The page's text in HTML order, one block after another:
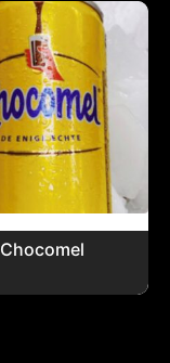
Chocomel